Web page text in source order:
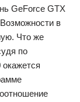
GeForce GTX
в
Что же
по